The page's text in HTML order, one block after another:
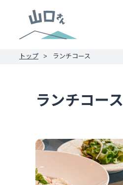
トップ ランチコース
ランチコース